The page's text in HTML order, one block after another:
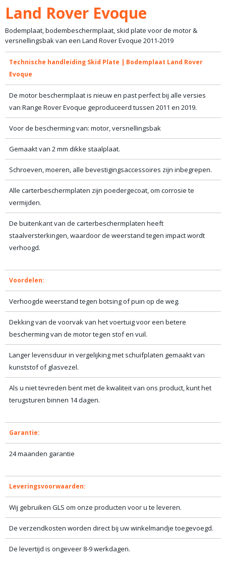
Land Rover Evoque
Bodemplaat, bodembeschermplaat, skid plate voor de motor &
versnellingsbak van een Land Rover Evoque 2011-2019
Technische handleiding Skid Plate | Bodemplaat Land Rover
Evoque
De motor beschermplaat is nieuw en past perfect bij alle versies
van Range Rover Evoque geproduceerd tussen 2011 en 2019.
Voor de bescherming van: motor, versnellingsbak
Gemaakt van 2 mm dikke staalplaat.
Schroeven, moeren, alle bevestigingsaccessoires zijn inbegrepen.
Alle carterbeschermplaten zijn poedergecoat, om corrosie te
vermijden.
De buitenkant van de carterbeschermplaten heeft
staalversterkingen, waardoor de weerstand tegen impact wordt
verhoogd.
Voordelen:
Verhoogde weerstand tegen botsing of puin op de weg.
Dekking van de voorvak van het voertuig voor een betere
bescherming van de motor tegen stof en vuil.
Langer levensduur in vergelijking met schuifplaten gemaakt van
kunststof of glasvezel.
Als u niet tevreden bent met de kwaliteit van ons product, kunt het
terugsturen binnen 14 dagen.
Garantie:
24 maanden garantie
Leveringsvoorwaarden:
Wij gebruiken GLS om onze producten voor u te leveren.
De verzendkosten worden direct bij uw winkelmandje toegevoegd.
De levertijd is ongeveer 8-9 werkdagen.